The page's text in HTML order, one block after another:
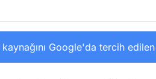
kaynağını Google'da tercih